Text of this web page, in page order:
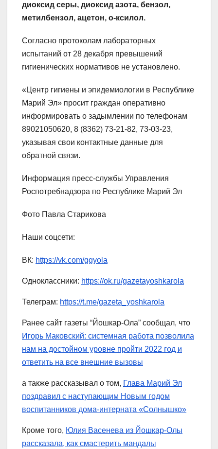
диоксид серы, диоксид азота, бензол,
метилбензол, ацетон, о-ксилол.
Согласно протоколам лабораторных
испытаний от 28 декабря превышений
гигиенических нормативов не установлено.
«Центр гигиены и эпидемиологии в Республике
Марий Эл» просит граждан оперативно
информировать о задымлении по телефонам
89021050620, 8 (8362) 73-21-82, 73-03-23,
указывая свои контактные данные для
обратной связи.
Информация пресс-службы Управления
Роспотребнадзора по Республике Марий Эл
Фото Павла Старикова
Наши соцсети:
ВК: https://vk.com/ggyola
Одноклассники: https://ok.ru/gazetayoshkarola
Телеграм: https://t.me/gazeta_yoshkarola
Ранее сайт газеты “Йошкар-Ола” сообщал, что
Игорь Маковский: системная работа позволила
нам на достойном уровне пройти 2022 год и
ответить на все внешние вызовы
а также рассказывал о том, Глава Марий Эл
поздравил с наступающим Новым годом
воспитанников дома-интерната «Солнышко»
Кроме того, Юлия Васенева из Йошкар-Олы
рассказала, как смастерить мандалы